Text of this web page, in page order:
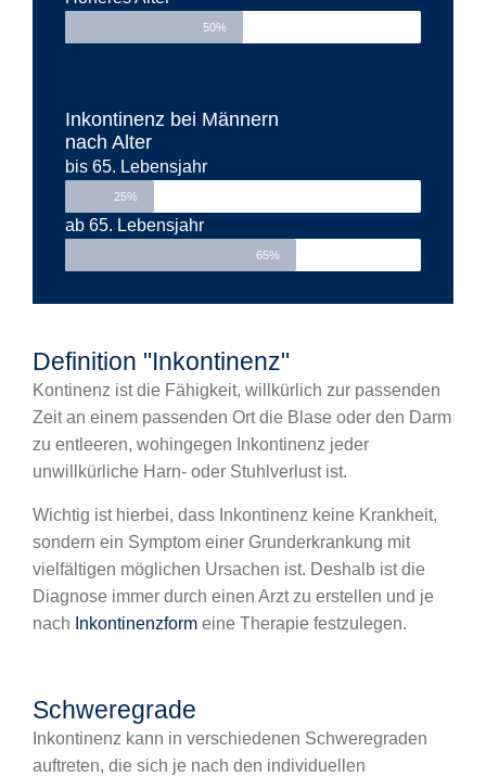
50%
Inkontinenz bei Männern
nach Alter
bis 65. Lebensjahr
25%
ab 65. Lebensjahr
65%
Definition "Inkontinenz"
Kontinenz ist die Fähigkeit, willkürlich zur passenden
Zeit an einem passenden Ort die Blase oder den Darm
zu entleeren, wohingegen Inkontinenz jeder
unwillkürliche Harn- oder Stuhlverlust ist.
Wichtig ist hierbei, dass Inkontinenz keine Krankheit,
sondern ein Symptom einer Grunderkrankung mit
vielfältigen möglichen Ursachen ist. Deshalb ist die
Diagnose immer durch einen Arzt zu erstellen und je
nach Inkontinenzform eine Therapie festzulegen.
Schweregrade
Inkontinenz kann in verschiedenen Schweregraden
auftreten, die sich je nach den individuellen